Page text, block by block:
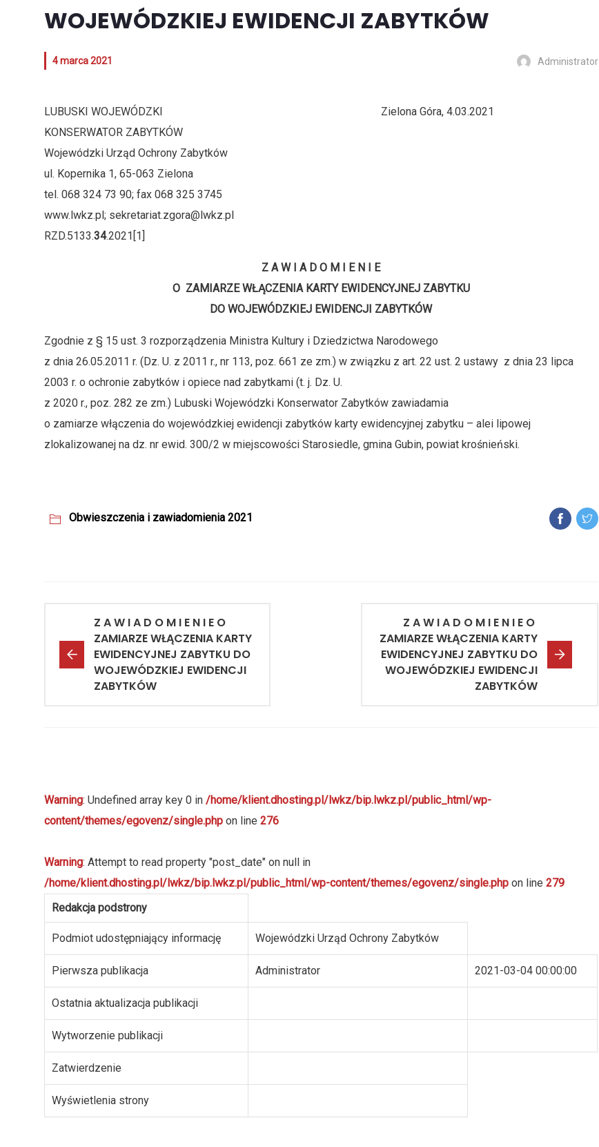
WOJEWÓDZKIEJ EWIDENCJI ZABYTKÓW
4 marca 2021 Administrator
LUBUSKI WOJEWÓDZKI Zielona Góra, 4.03.2021
KONSERWATOR ZABYTKÓW
Wojewódzki Urząd Ochrony Zabytków
ul. Kopernika 1, 65-063 Zielona
tel. 068 324 73 90; fax 068 325 3745
www.lwkz.pl; sekretariat.zgora@lwkz.pl
RZD.5133.34.2021[1]
Z A W I A D O M I E N I E
O ZAMIARZE WŁĄCZENIA KARTY EWIDENCYJNEJ ZABYTKU
DO WOJEWÓDZKIEJ EWIDENCJI ZABYTKÓW
Zgodnie z § 15 ust. 3 rozporządzenia Ministra Kultury i Dziedzictwa Narodowego
z dnia 26.05.2011 r. (Dz. U. z 2011 r., nr 113, poz. 661 ze zm.) w związku z art. 22 ust. 2 ustawy z dnia 23 lipca
2003 r. o ochronie zabytków i opiece nad zabytkami (t. j. Dz. U.
z 2020 r., poz. 282 ze zm.) Lubuski Wojewódzki Konserwator Zabytków zawiadamia
o zamiarze włączenia do wojewódzkiej ewidencji zabytków karty ewidencyjnej zabytku – alei lipowej
zlokalizowanej na dz. nr ewid. 300/2 w miejscowości Starosiedle, gmina Gubin, powiat krośnieński.
Obwieszczenia i zawiadomienia 2021
Z A W I A D O M I E N I E O
ZAMIARZE WŁĄCZENIA KARTY
EWIDENCYJNEJ ZABYTKU DO
WOJEWÓDZKIEJ EWIDENCJI
ZABYTKÓW
Z A W I A D O M I E N I E O
ZAMIARZE WŁĄCZENIA KARTY
EWIDENCYJNEJ ZABYTKU DO
WOJEWÓDZKIEJ EWIDENCJI
ZABYTKÓW
Warning: Undefined array key 0 in /home/klient.dhosting.pl/lwkz/bip.lwkz.pl/public_html/wp-
content/themes/egovenz/single.php on line 276
Warning: Attempt to read property "post_date" on null in
/home/klient.dhosting.pl/lwkz/bip.lwkz.pl/public_html/wp-content/themes/egovenz/single.php on line 279
Redakcja podstrony
Podmiot udostępniający informację Wojewódzki Urząd Ochrony Zabytków
Pierwsza publikacja Administrator 2021-03-04 00:00:00
Ostatnia aktualizacja publikacji
Wytworzenie publikacji
Zatwierdzenie
Wyświetlenia strony